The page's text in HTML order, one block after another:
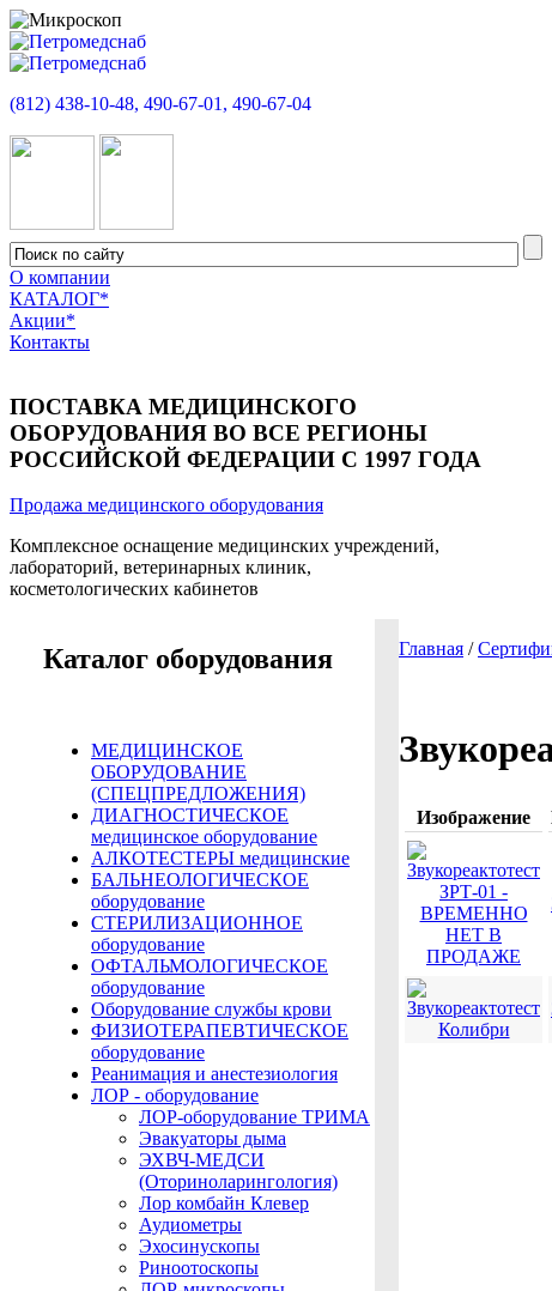
(812) 438-10-48, 490-67-01, 490-67-04
О компании
КАТАЛОГ*
Акции*
Контакты
ПОСТАВКА МЕДИЦИНСКОГО
ОБОРУДОВАНИЯ ВО ВСЕ РЕГИОНЫ
РОССИЙСКОЙ ФЕДЕРАЦИИ С 1997 ГОДА
Продажа медицинского оборудования
Комплексное оснащение медицинских учреждений,
лабораторий, ветеринарных клиник,
косметологических кабинетов
Каталог оборудования
МЕДИЦИНСКОЕ
ОБОРУДОВАНИЕ
(СПЕЦПРЕДЛОЖЕНИЯ)
ДИАГНОСТИЧЕСКОЕ
медицинское оборудование
АЛКОТЕСТЕРЫ медицинские
БАЛЬНЕОЛОГИЧЕСКОЕ
оборудование
СТЕРИЛИЗАЦИОННОЕ
оборудование
ОФТАЛЬМОЛОГИЧЕСКОЕ
оборудование
Оборудование службы крови
ФИЗИОТЕРАПЕВТИЧЕСКОЕ
оборудование
Реанимация и анестезиология
ЛОР - оборудование
ЛОР-оборудование ТРИМА
Эвакуаторы дыма
ЭХВЧ-МЕДСИ
(Оториноларингология)
Лор комбайн Клевер
Аудиометры
Эхосинускопы
Риноотоскопы
Главная /
Изображение